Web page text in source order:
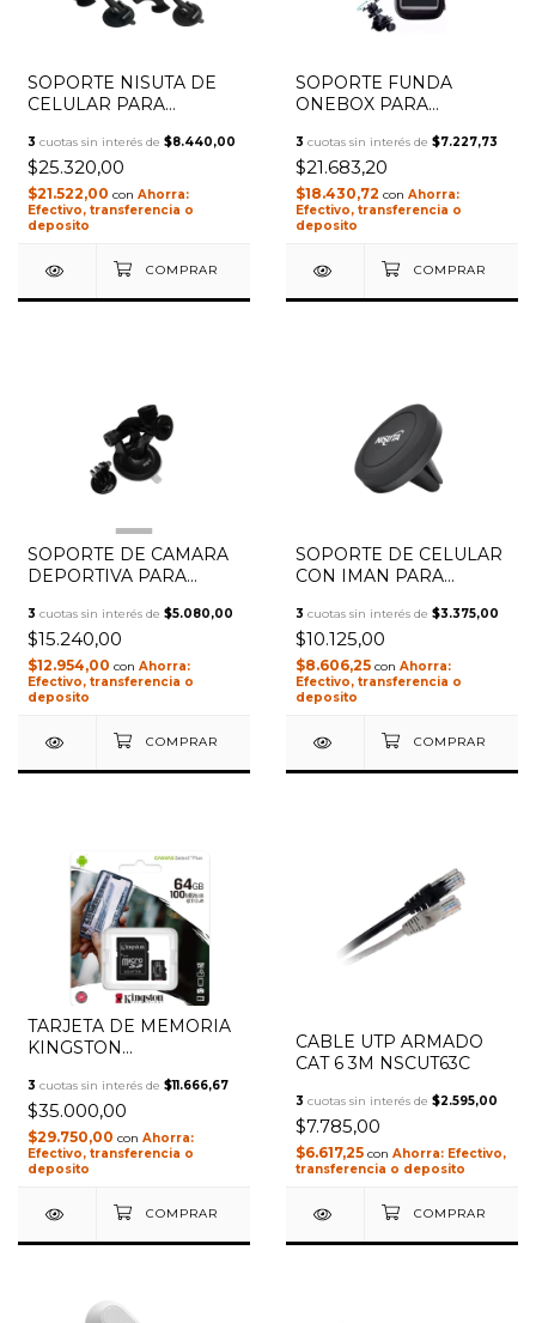
SOPORTE NISUTA DE
CELULAR PARA
3 cuotas sin interés de $8.440,00
$25.320,00
$21.522,00 con
Efectivo, transferencia o
deposito
SOPORTE FUNDA
ONEBOX PARA
MOTO OBOX-WA3
3 cuotas sin interés de $7.227,73
$21.683,20
$18.430,72 con
Efectivo, transferencia o
deposito
1/3
SOPORTE DE CAMARA
DEPORTIVA PARA
3 cuotas sin interés de $5.080,00
$15.240,00
$12.954,00 con
Efectivo, transferencia o
deposito
SOPORTE DE CELULAR
CON IMAN PARA
3 cuotas sin interés de $3.375,00
$10.125,00
$8.606,25 con
Efectivo, transferencia o
deposito
TARJETA DE MEMORIA
KINGSTON
CANVAS SELECT
3 cuotas sin interés de $11.666,67
$35.000,00
$29.750,00 con
Efectivo, transferencia o
deposito
CABLE UTP ARMADO
CAT 6 3M NSCUT63C
3 cuotas sin interés de $2.595,00
$7.785,00
$6.617,25 con
Efectivo,
transferencia o deposito